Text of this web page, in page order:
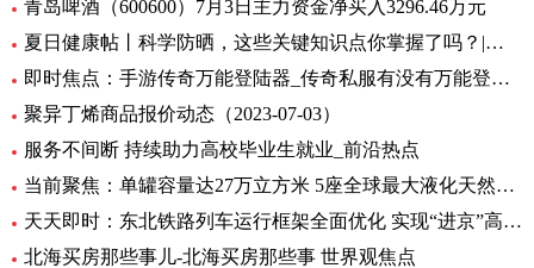
青岛啤酒（600600）7月3日主力资金净买入3296.46万元
夏日健康帖丨科学防晒，这些关键知识点你掌握了吗？|世界观察
即时焦点：手游传奇万能登陆器_传奇私服有没有万能登录器
聚异丁烯商品报价动态（2023-07-03）
服务不间断 持续助力高校毕业生就业_前沿热点
当前聚焦：单罐容量达27万立方米 5座全球最大液化天然气储罐主体结构完工
天天即时：东北铁路列车运行框架全面优化 实现“进京”高铁“公交化”
北海买房那些事儿-北海买房那些事 世界观焦点